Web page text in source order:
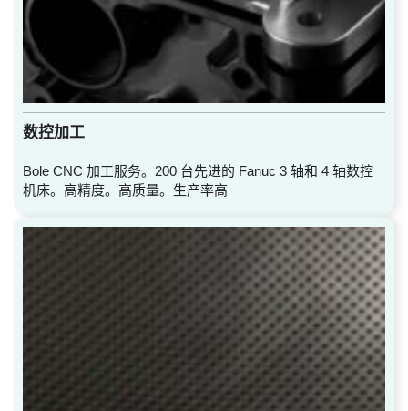
数控加工
Bole CNC 加工服务。200 台先进的 Fanuc 3 轴和 4 轴数控
机床。高精度。高质量。生产率高